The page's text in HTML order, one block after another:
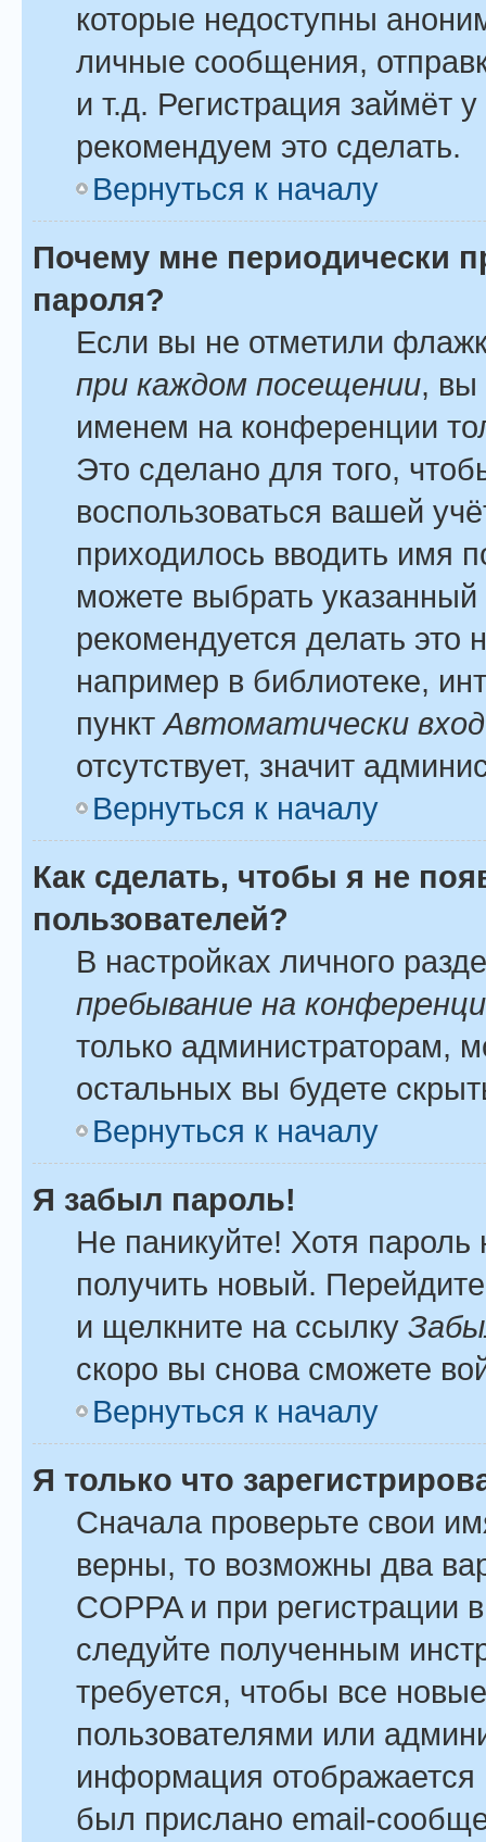
которые недоступны
личные сообщения,
и т.д. Регистрация займёт
рекомендуем это сделать.
Вернуться к началу
Почему мне периодически
пароля?
Если вы не отметили
при каждом посещении, вы
именем на конференции
Это сделано для того,
воспользоваться вашей
приходилось вводить имя
можете выбрать
рекомендуется делать
например в библиотеке,
пунктАвтоматически
отсутствует, значит
Вернуться к началу
Как сделать, чтобы я не
пользователей?
В настройках личного
пребывание на
только администраторам,
остальных вы будете
Вернуться к началу
Я забыл пароль!
Не паникуйте! Хотя пароль
получить новый.
и щелкните на ссылку
скоро вы снова сможете
Вернуться к началу
Я только что
Сначала проверьте свои
верны, то возможны два
COPPA и при регистрации
следуйте полученным
требуется, чтобы все
пользователями или
информация отображается
был прислано email-